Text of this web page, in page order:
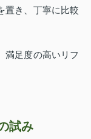
置き、丁寧に比較
満足度の高いリフ
試み